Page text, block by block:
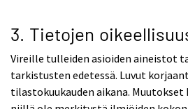
3. Tietojen
Vireille tulleiden asioiden aineistot
tarkistusten edetessä. Luvut
tilastokuukauden aikana.